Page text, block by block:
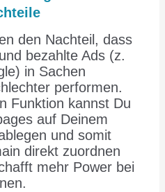
den Nachteil, dass
bezahlte Ads (z.
in Sachen
performen.
Funktion kannst Du
auf Deinem
und somit
direkt zuordnen
mehr Power bei